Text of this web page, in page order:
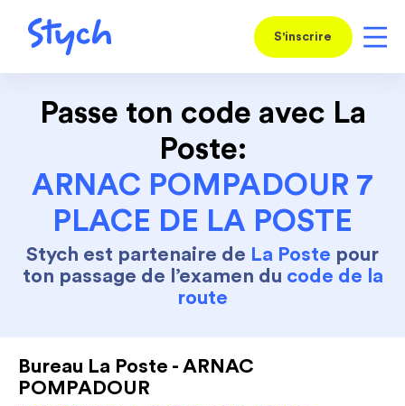
S'inscrire
Passe ton code avec La
Poste:
ARNAC POMPADOUR 7
PLACE DE LA POSTE
Stych est partenaire de La Poste pour
ton passage de l’examen du code de la
route
Bureau La Poste - ARNAC
POMPADOUR